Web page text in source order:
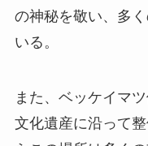
らこの場所は多く
栄え、多様な文化
象徴する場所とな
も知られている。